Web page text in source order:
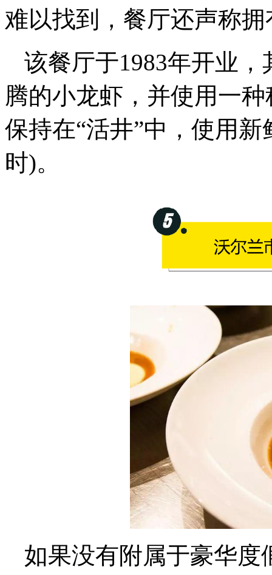
难以找到，餐厅还声称
该餐厅于1983年开业
腾的小龙虾，并使用一
保持在“活井”中，使用
时)。
如果没有附属于豪华度